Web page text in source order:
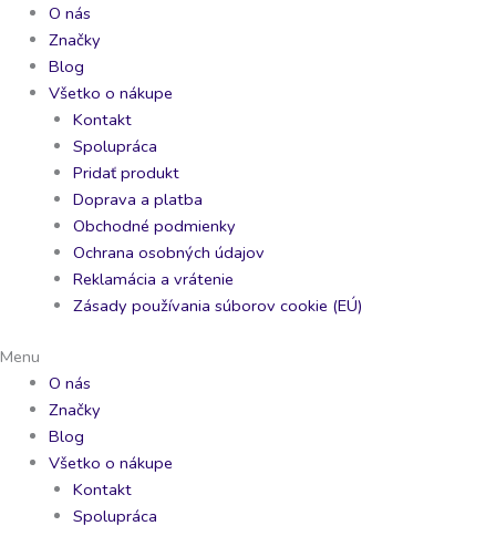
O nás
Značky
Blog
Všetko o nákupe
Kontakt
Spolupráca
Pridať produkt
Doprava a platba
Obchodné podmienky
Ochrana osobných údajov
Reklamácia a vrátenie
Zásady používania súborov cookie (EÚ)
Menu
O nás
Značky
Blog
Všetko o nákupe
Kontakt
Spolupráca